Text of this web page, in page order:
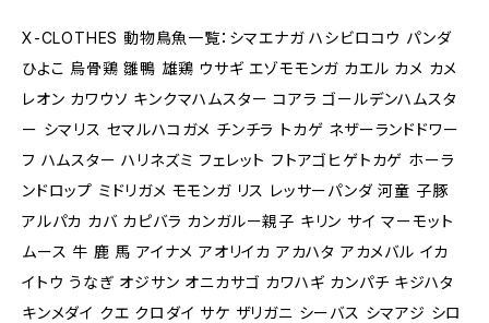
X-CLOTHES 動物鳥魚一覧：シマエナガ ハシビロコウ パンダ
ひよこ 烏骨鶏 雛鴨 雄鶏 ウサギ エゾモモンガ カエル カメ カメ
レオン カワウソ キンクマハムスター コアラ ゴールデンハムスタ
ー シマリス セマルハコガメ チンチラ トカゲ ネザーランドドワー
フ ハムスター ハリネズミ フェレット フトアゴヒゲトカゲ ホーラ
ンドロップ ミドリガメ モモンガ リス レッサーパンダ 河童 子豚
アルパカ カバ カピバラ カンガルー親子 キリン サイ マーモット
ムース 牛 鹿 馬 アイナメ アオリイカ アカハタ アカメバル イカ
イトウ うなぎ オジサン オニカサゴ カワハギ カンパチ キジハタ
キンメダイ クエ クロダイ サケ ザリガニ シーバス シマアジ シロ